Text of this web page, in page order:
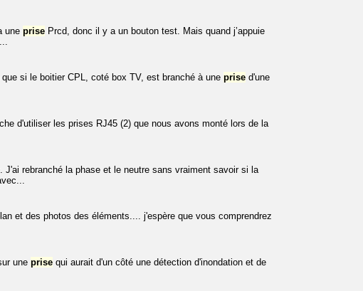
une prise Prcd, donc il y a un bouton test. Mais quand j’appuie
si le boitier CPL, coté box TV, est branché à une prise d'une
d'utiliser les prises RJ45 (2) que nous avons monté lors de la
J'ai rebranché la phase et le neutre sans vraiment savoir si la
et des photos des éléments.... j'espère que vous comprendrez
une prise qui aurait d'un côté une détection d'inondation et de